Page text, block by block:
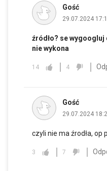
Gość
29.07.2024
źródło? se
nie wykona
14 4
Gość
29.07.2024
czyli nie ma źrodła,
3 7